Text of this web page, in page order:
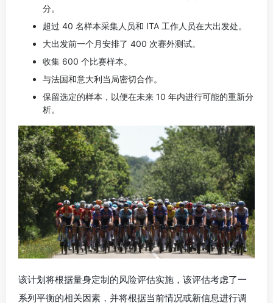
分。
超过 40 名样本采集人员和 ITA 工作人员在大出发处。
大出发前一个月安排了 400 次赛外测试。
收集 600 个比赛样本。
与法国和意大利当局密切合作。
保留选定的样本，以便在未来 10 年内进行可能的重新分
析。
该计划将根据量身定制的风险评估实施，该评估考虑了一
系列平衡的相关因素，并将根据当前情况或新信息进行调